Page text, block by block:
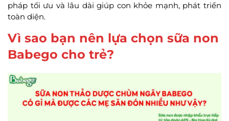
pháp tối ưu và lâu dài giúp con khỏe mạnh, phát triển
toàn diện.
Vì sao bạn nên lựa chọn sữa non
Babego cho trẻ?